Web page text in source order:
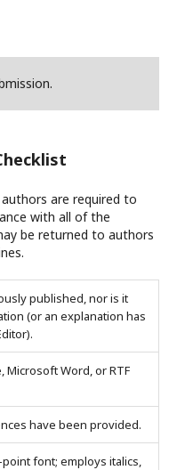
are required to
with all of the
be returned to authors
published, nor is it
(or an explanation has
Word, or RTF
have been provided.
font; employs italics,